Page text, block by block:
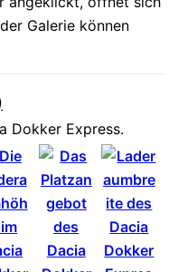
Galerie können
Dokker Express.